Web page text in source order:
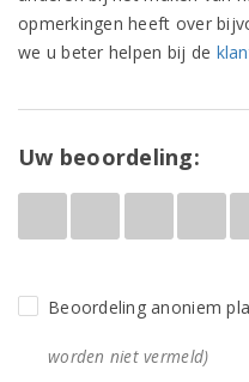
opmerkingen heeft over
we u beter helpen bij de
Uw beoordeling:
Beoordeling anoniem
worden niet vermeld)